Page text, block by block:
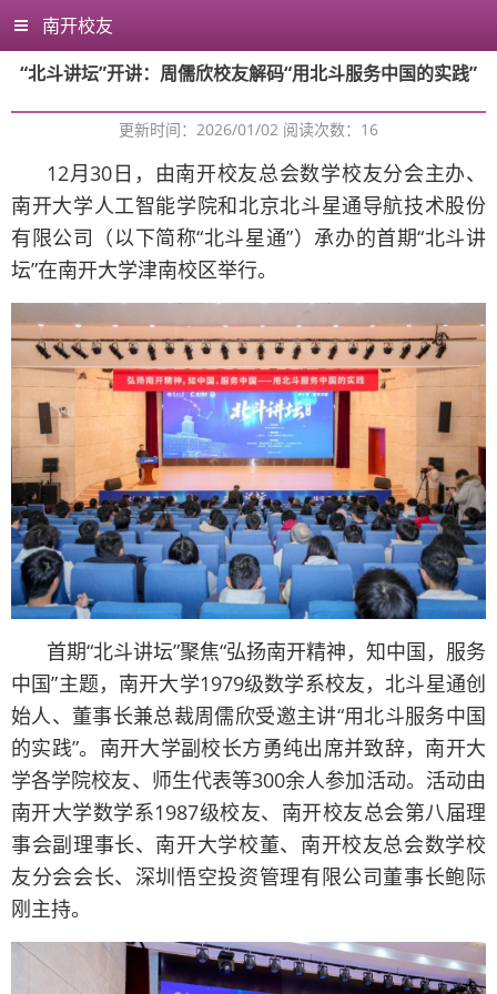
南开校友
“北斗讲坛”开讲：周儒欣校友解码“用北斗服务中国的实践”
更新时间：2026/01/02 阅读次数： 16
12月30日，由南开校友总会数学校友分会主办、
南开大学人工智能学院和北京北斗星通导航技术股份
有限公司（以下简称“北斗星通”）承办的首期“北斗讲
坛”在南开大学津南校区举行。
首期“北斗讲坛”聚焦“弘扬南开精神，知中国，服务
中国”主题，南开大学1979级数学系校友，北斗星通创
始人、董事长兼总裁周儒欣受邀主讲“用北斗服务中国
的实践”。南开大学副校长方勇纯出席并致辞，南开大
学各学院校友、师生代表等300余人参加活动。活动由
南开大学数学系1987级校友、南开校友总会第八届理
事会副理事长、南开大学校董、南开校友总会数学校
友分会会长、深圳悟空投资管理有限公司董事长鲍际
刚主持。